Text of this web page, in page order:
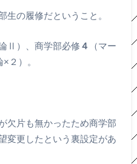
生の履修だということ。
Ⅱ）、商学部必修 ４
（マー
２）。
欠片も無かったため商学部
変更したという裏設定があ